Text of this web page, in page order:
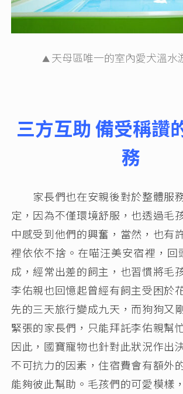
▲ 天母區唯一的室內愛犬溫水
三方互助 備受稱讚
務
家長們也在安親後對於整體服
定，因為不僅環境舒服，也透過毛
中感受到他們的興奮，當然，也有
裡依依不捨。在喵汪美安宿裡，回
成，經常出差的飼主，也習慣將毛
李佑親也回憶起曾經有飼主受困於
先的三天旅行變成九天，而狗狗又
緊張的家長們，只能拜託李佑親幫
因此，國寶寵物也針對此狀況作出
不可抗力的因素，住宿費會有額外
能夠彼此幫助。毛孩們的可愛模樣